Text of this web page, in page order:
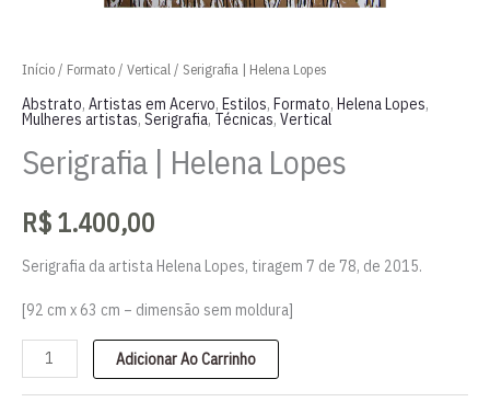
Início/ Formato/ Vertical/ Serigrafia | Helena Lopes
Abstrato, Artistas em Acervo, Estilos, Formato, Helena Lopes,
Mulheres artistas, Serigrafia, Técnicas, Vertical
Serigrafia | Helena Lopes
R$1.400,00
Serigrafia da artista Helena Lopes, tiragem 7 de 78, de 2015.
[92 cm x 63 cm – dimensão sem moldura]
Serigrafia
|
Adicionar Ao Carrinho